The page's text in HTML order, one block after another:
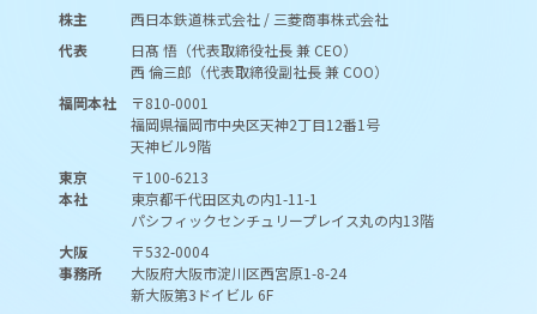
株主
西日本鉄道株式会社 / 三菱商事株式会社
代表
日髙 悟（代表取締役社長 兼 CEO）
西 倫三郎（代表取締役副社長 兼 COO）
福岡本社
〒810-0001
福岡県福岡市中央区天神2丁目12番1号
天神ビル9階
東京
本社
〒100-6213
東京都千代田区丸の内1-11-1
パシフィックセンチュリープレイス丸の内13階
大阪
事務所
〒532-0004
大阪府大阪市淀川区西宮原1-8-24
新大阪第3ドイビル 6F